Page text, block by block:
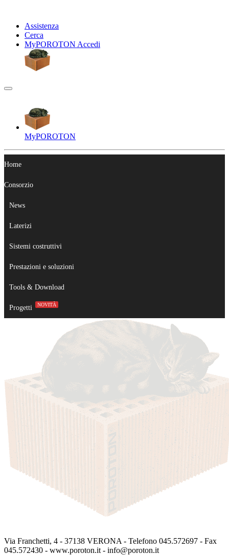
Assistenza
Cerca
MyPOROTON Accedi
MyPOROTON
Home
Consorzio
News
Laterizi
Sistemi costruttivi
Prestazioni e soluzioni
Tools & Download
Progetti NOVITÀ
Via Franchetti, 4 - 37138 VERONA - Telefono 045.572697 - Fax
045.572430 - www.poroton.it - info@poroton.it